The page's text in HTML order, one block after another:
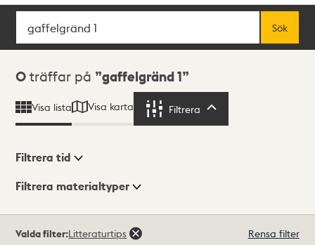
Sök
Sök
Sökresultat
0 träffar på gaffelgränd 1
Visa lista Visa karta Filtrera
Visningsläge
Filtrera tid
Filtrera materialtyper
träffar
Valda filter:Litteraturtips Rensa filter